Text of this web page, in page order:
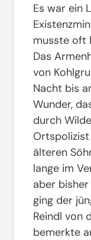
Es war ein
musste oft
Das
von
Nacht bis
Wunder,
durch
älteren
lange im
aber bisher
ging der
Reindl von
bemerkte